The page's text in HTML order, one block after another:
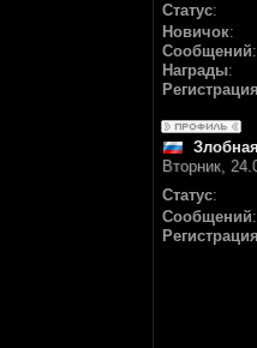
Статус:
Новичок:
Сообщений:
Награды:
Регистрация
Вторник,
Статус:
Сообщений:
Регистрация